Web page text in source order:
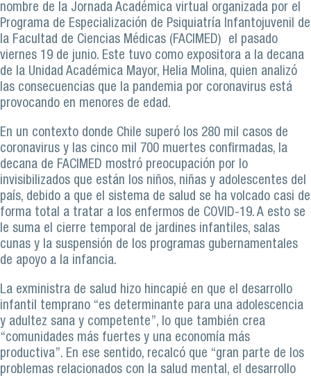
nombre de la Jornada Académica virtual organizada por el
Programa de Especialización de Psiquiatría Infantojuvenil de
la Facultad de Ciencias Médicas (FACIMED) el pasado
viernes 19 de junio. Este tuvo como expositora a la decana
de la Unidad Académica Mayor, Helia Molina, quien analizó
las consecuencias que la pandemia por coronavirus está
provocando en menores de edad.
En un contexto donde Chile superó los 280 mil casos de
coronavirus y las cinco mil 700 muertes confirmadas, la
decana de FACIMED mostró preocupación por lo
invisibilizados que están los niños, niñas y adolescentes del
país, debido a que el sistema de salud se ha volcado casi de
forma total a tratar a los enfermos de COVID-19. A esto se
le suma el cierre temporal de jardines infantiles, salas
cunas y la suspensión de los programas gubernamentales
de apoyo a la infancia.
La exministra de salud hizo hincapié en que el desarrollo
infantil temprano “es determinante para una adolescencia
y adultez sana y competente”, lo que también crea
“comunidades más fuertes y una economía más
productiva”. En ese sentido, recalcó que “gran parte de los
problemas relacionados con la salud mental, el desarrollo